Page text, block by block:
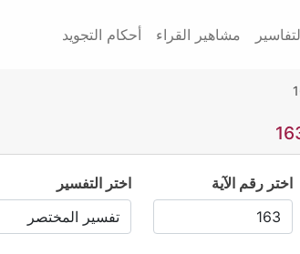
مشاهير القراء أحكام التجويد
اختر رقم الآية اختر التفسير